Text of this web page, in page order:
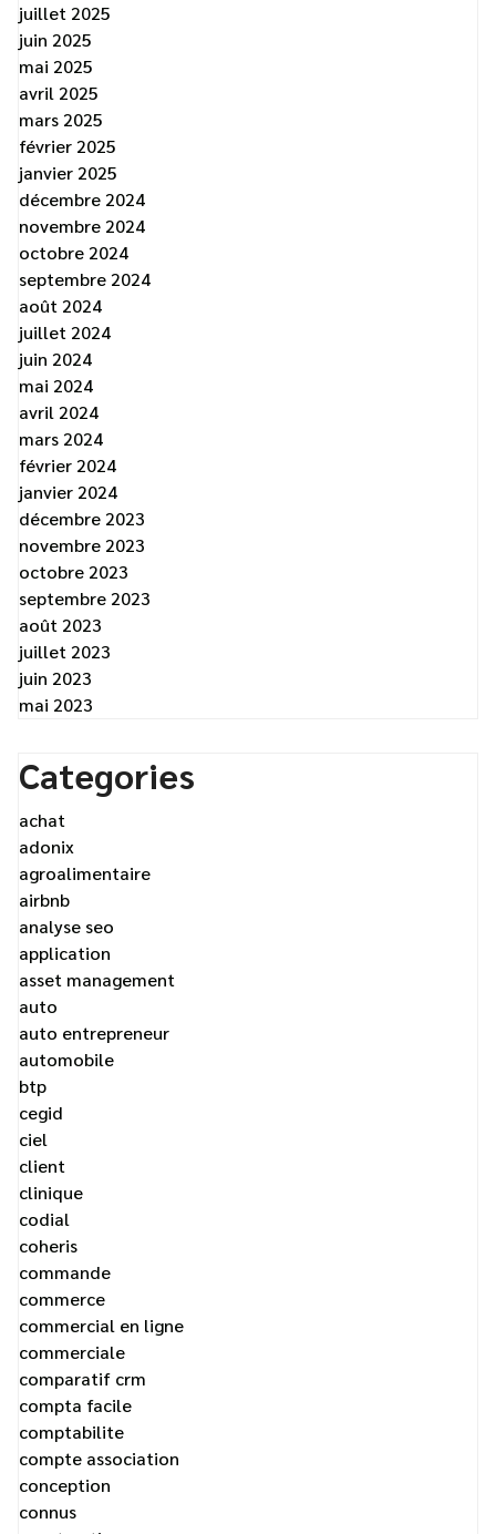
juillet 2025
juin 2025
mai 2025
avril 2025
mars 2025
février 2025
janvier 2025
décembre 2024
novembre 2024
octobre 2024
septembre 2024
août 2024
juillet 2024
juin 2024
mai 2024
avril 2024
mars 2024
février 2024
janvier 2024
décembre 2023
novembre 2023
octobre 2023
septembre 2023
août 2023
juillet 2023
juin 2023
mai 2023
Categories
achat
adonix
agroalimentaire
airbnb
analyse seo
application
asset management
auto
auto entrepreneur
automobile
btp
cegid
ciel
client
clinique
codial
coheris
commande
commerce
commercial en ligne
commerciale
comparatif crm
compta facile
comptabilite
compte association
conception
connus